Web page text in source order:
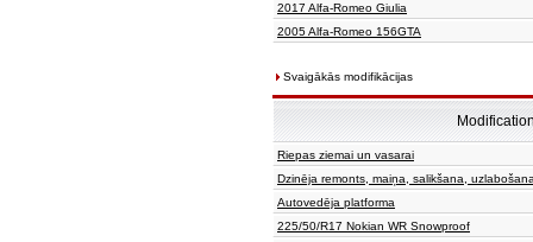
2017 Alfa-Romeo Giulia
2005 Alfa-Romeo 156GTA
Svaigākās modifikācijas
Riepas ziemai un vasarai
Dzinēja remonts, maiņa, salikšana,
Autovedēja platforma
225/50/R17 Nokian WR Snowproof